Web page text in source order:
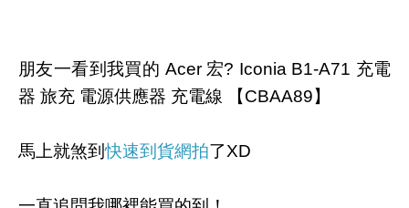
朋友一看到我買的 Acer 宏? Iconia B1-A71 充電
器 旅充 電源供應器 充電線 【CBAA89】
馬上就煞到快速到貨網拍了XD